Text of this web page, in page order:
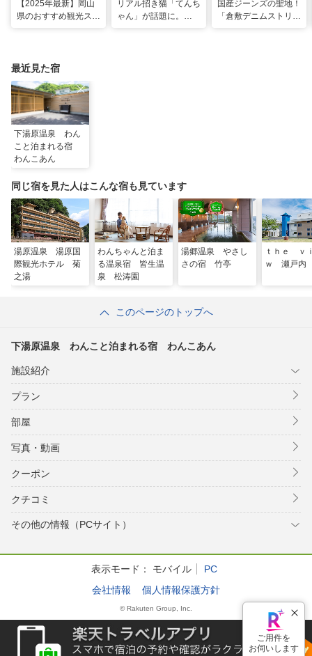
【2025年最新】岡山
県のおすすめ観光スポ
リアル招き猫「てんち
ゃん」が話題に。
国産ジーンズの聖地！
「倉敷デニムストリー
最近見た宿
下湯原温泉 わん
こと泊まれる宿
わんこあん
同じ宿を見た人はこんな宿も見ています
湯原温泉 湯原国
際観光ホテル 菊
之湯
わんちゃんと泊ま
る温泉宿 皆生温
泉 松涛園
湯郷温泉 やさし
さの宿 竹亭
ｔｈｅ ｖ
ｗ 瀬戸内
このページのトップへ
下湯原温泉 わんこと泊まれる宿 わんこあん
施設紹介
プラン
部屋
写真・動画
クーポン
クチコミ
その他の情報（PCサイト）
表示モード： モバイル
PC
会社情報
個人情報保護方針
© Rakuten Group, Inc.
ご用件を
お伺いします